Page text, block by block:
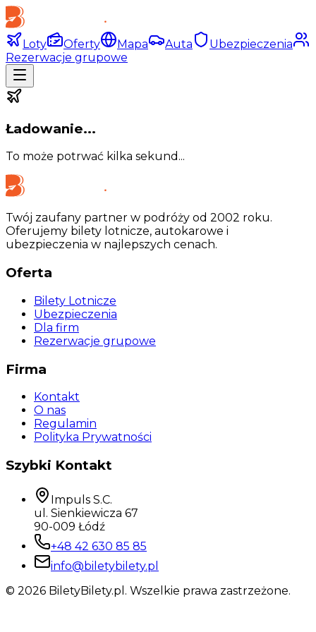
Loty Oferty Mapa Auta
Ubezpieczenia
Rezerwacje grupowe
Ładowanie...
To może potrwać kilka sekund...
Twój zaufany partner w podróży od 2002 roku.
Oferujemy bilety lotnicze, autokarowe i
ubezpieczenia w najlepszych cenach.
Oferta
Bilety Lotnicze
Ubezpieczenia
Dla firm
Rezerwacje grupowe
Firma
Kontakt
O nas
Regulamin
Polityka Prywatności
Szybki Kontakt
Impuls S.C.
ul. Sienkiewicza 67
90-009 Łódź
+48 42 630 85 85
info@biletybilety.pl
© 2026 BiletyBilety.pl. Wszelkie prawa zastrzeżone.